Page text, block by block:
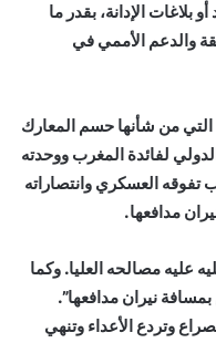
بلاغات الإدانة، بقدر ما
والدعم الأممي في
التي من شأنها حسم المعارك
لفائدة المغرب ووحدته
تفوقه العسكري وانتصاراته
مدافعها.
عليه مصالحه العليا. وكما
نيران مدافعها”.
وتردع الأعداء وتنهي